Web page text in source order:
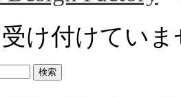
け付けてい